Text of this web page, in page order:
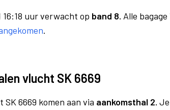
16:18 uur verwacht op band 8. Alle
.
vlucht SK 6669
6669 komen aan via aankomsthal 2.